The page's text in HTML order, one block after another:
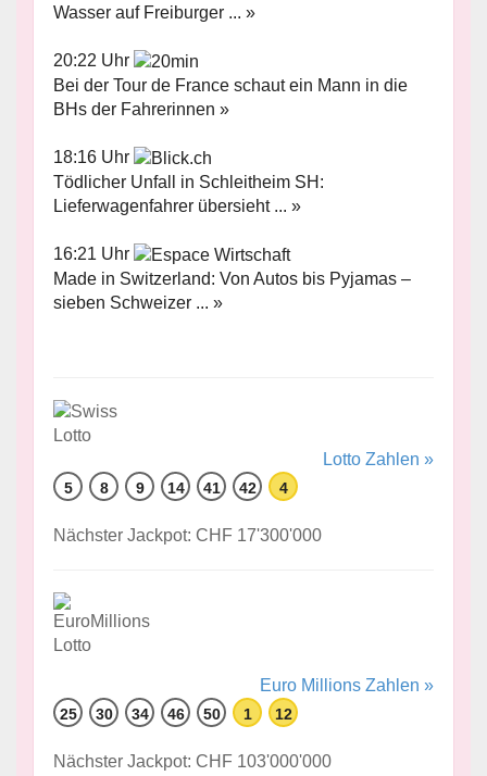
Wasser auf Freiburger ... »
20:22 Uhr
Bei der Tour de France schaut ein Mann in die
BHs der Fahrerinnen »
18:16 Uhr
Tödlicher Unfall in Schleitheim SH:
Lieferwagenfahrer übersieht ... »
16:21 Uhr
Made in Switzerland: Von Autos bis Pyjamas –
sieben Schweizer ... »
Lotto Zahlen »
5 8 9 14 41 42 4
Nächster Jackpot: CHF 17'300'000
Euro Millions Zahlen »
25 30 34 46 50 1 12
Nächster Jackpot: CHF 103'000'000